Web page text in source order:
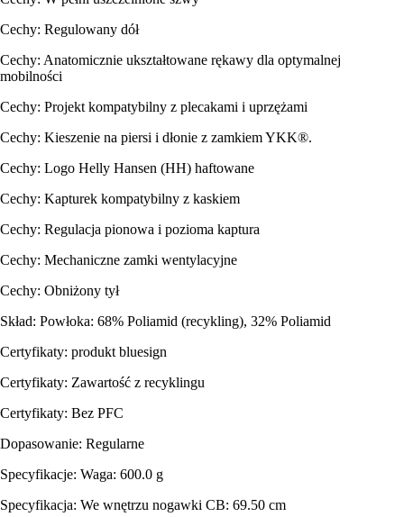
Cechy: Regulowany dół
Cechy: Anatomicznie ukształtowane rękawy dla optymalnej
mobilności
Cechy: Projekt kompatybilny z plecakami i uprzężami
Cechy: Kieszenie na piersi i dłonie z zamkiem YKK®.
Cechy: Logo Helly Hansen (HH) haftowane
Cechy: Kapturek kompatybilny z kaskiem
Cechy: Regulacja pionowa i pozioma kaptura
Cechy: Mechaniczne zamki wentylacyjne
Cechy: Obniżony tył
Skład: Powłoka: 68% Poliamid (recykling), 32% Poliamid
Certyfikaty: produkt bluesign
Certyfikaty: Zawartość z recyklingu
Certyfikaty: Bez PFC
Dopasowanie: Regularne
Specyfikacje: Waga: 600.0 g
Specyfikacja: We wnętrzu nogawki CB: 69.50 cm